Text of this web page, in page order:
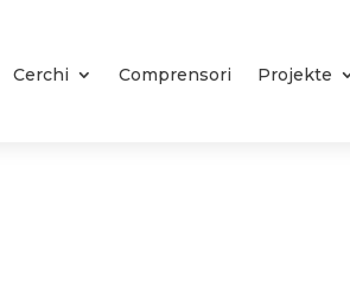
Cerchi Comprensori Projekte